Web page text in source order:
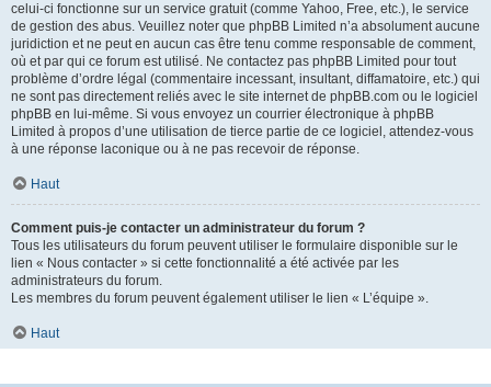
celui-ci fonctionne sur un service gratuit (comme Yahoo, Free, etc.), le service
de gestion des abus. Veuillez noter que phpBB Limited n’a absolument aucune
juridiction et ne peut en aucun cas être tenu comme responsable de comment,
où et par qui ce forum est utilisé. Ne contactez pas phpBB Limited pour tout
problème d’ordre légal (commentaire incessant, insultant, diffamatoire, etc.) qui
ne sont pas directement reliés avec le site internet de phpBB.com ou le logiciel
phpBB en lui-même. Si vous envoyez un courrier électronique à phpBB
Limited à propos d’une utilisation de tierce partie de ce logiciel, attendez-vous
à une réponse laconique ou à ne pas recevoir de réponse.
Haut
Comment puis-je contacter un administrateur du forum ?
Tous les utilisateurs du forum peuvent utiliser le formulaire disponible sur le
lien « Nous contacter » si cette fonctionnalité a été activée par les
administrateurs du forum.
Les membres du forum peuvent également utiliser le lien « L’équipe ».
Haut